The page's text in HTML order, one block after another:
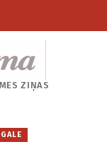
ZIŅAS